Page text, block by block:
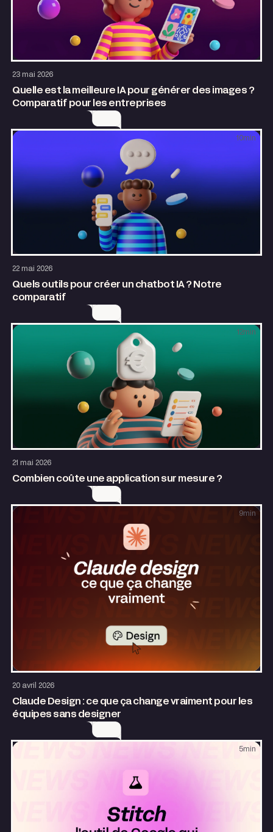
23 mai 2026
Quelle est la meilleure IA pour générer des images ?
Comparatif pour les entreprises
22 mai 2026
Quels outils pour créer un chatbot IA ? Notre
comparatif
10 min
21 mai 2026
Combien coûte une application sur mesure ?
12 min
20 avril 2026
Claude Design : ce que ça change vraiment pour les
équipes sans designer
9 min
5 min